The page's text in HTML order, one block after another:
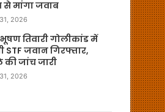
से मांगा जवाब
2026
तिवारी गोलीकांड में
STF जवान गिरफ्तार,
जांच जारी
2026